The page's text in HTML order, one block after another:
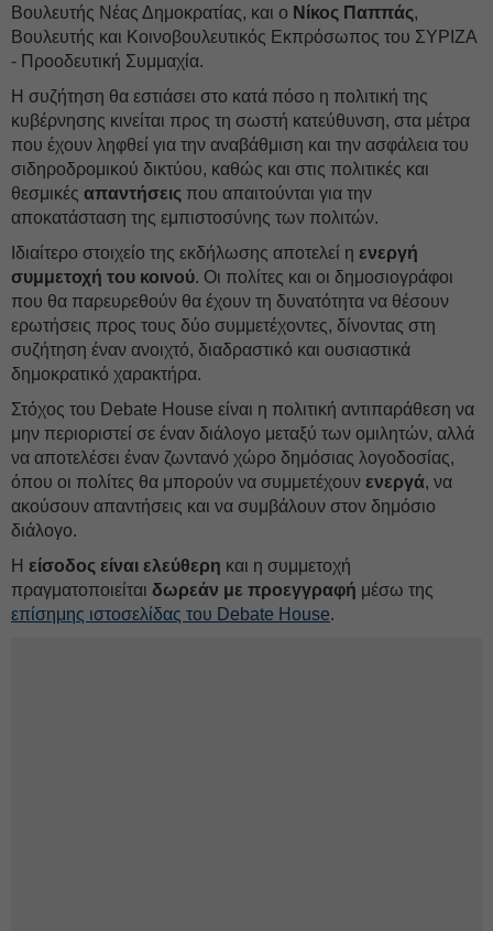
Βουλευτής Νέας Δημοκρατίας, και ο Νίκος Παππάς,
Βουλευτής και Κοινοβουλευτικός Εκπρόσωπος του ΣΥΡΙΖΑ
- Προοδευτική Συμμαχία.
Η συζήτηση θα εστιάσει στο κατά πόσο η πολιτική της
κυβέρνησης κινείται προς τη σωστή κατεύθυνση, στα μέτρα
που έχουν ληφθεί για την αναβάθμιση και την ασφάλεια του
σιδηροδρομικού δικτύου, καθώς και στις πολιτικές και
θεσμικές απαντήσεις που απαιτούνται για την
αποκατάσταση της εμπιστοσύνης των πολιτών.
Ιδιαίτερο στοιχείο της εκδήλωσης αποτελεί η ενεργή
συμμετοχή του κοινού. Οι πολίτες και οι δημοσιογράφοι
που θα παρευρεθούν θα έχουν τη δυνατότητα να θέσουν
ερωτήσεις προς τους δύο συμμετέχοντες, δίνοντας στη
συζήτηση έναν ανοιχτό, διαδραστικό και ουσιαστικά
δημοκρατικό χαρακτήρα.
Στόχος του Debate House είναι η πολιτική αντιπαράθεση να
μην περιοριστεί σε έναν διάλογο μεταξύ των ομιλητών, αλλά
να αποτελέσει έναν ζωντανό χώρο δημόσιας λογοδοσίας,
όπου οι πολίτες θα μπορούν να συμμετέχουν ενεργά, να
ακούσουν απαντήσεις και να συμβάλουν στον δημόσιο
διάλογο.
Η είσοδος είναι ελεύθερη και η συμμετοχή
πραγματοποιείται δωρεάν με προεγγραφή μέσω της
επίσημης ιστοσελίδας του Debate House.